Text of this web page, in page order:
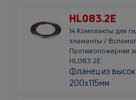
HL083.2E
14 Комплекты для
элементы /
Противопожарная
HL083.2E
Фланец из
200х115мм